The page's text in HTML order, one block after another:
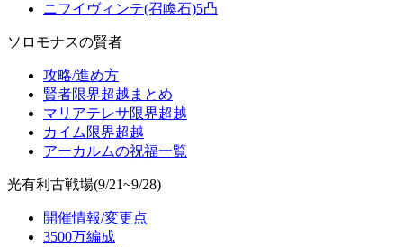
ニフイヴィンテ(召喚石)5凸
ソロモナスの賢者
攻略/進め方
賢者限界超越まとめ
マリアテレサ限界超越
カイム限界超越
アーカルムの祝福一覧
光有利古戦場(9/21~9/28)
開催情報/変更点
3500万編成